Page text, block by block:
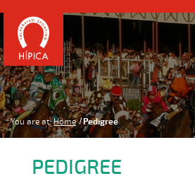
You are at: Home Pedigree
PEDIGREE